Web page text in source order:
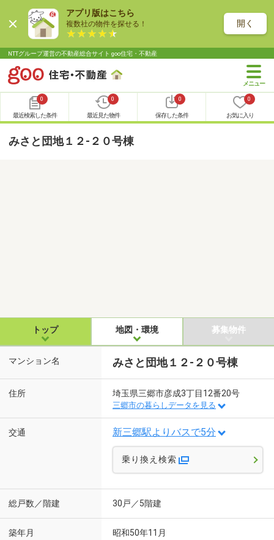
アプリ版はこちら
複数社の物件を探せる！ 開く
NTTグループ運営の不動産総合サイト goo住宅・不動産
0
最近検索した条件
0
最近見た物件
0
保存した条件
0
お気に入り
みさと団地１２-２０号棟
トップ 地図・環境 募集物件
マンション名 みさと団地１２-２０号棟
住所 埼玉県三郷市彦成3丁目12番20号
三郷市の暮らしデータを見る
交通 新三郷駅よりバスで5分
乗り換え検索
総戸数／階建 30戸／5階建
築年月 昭和50年11月